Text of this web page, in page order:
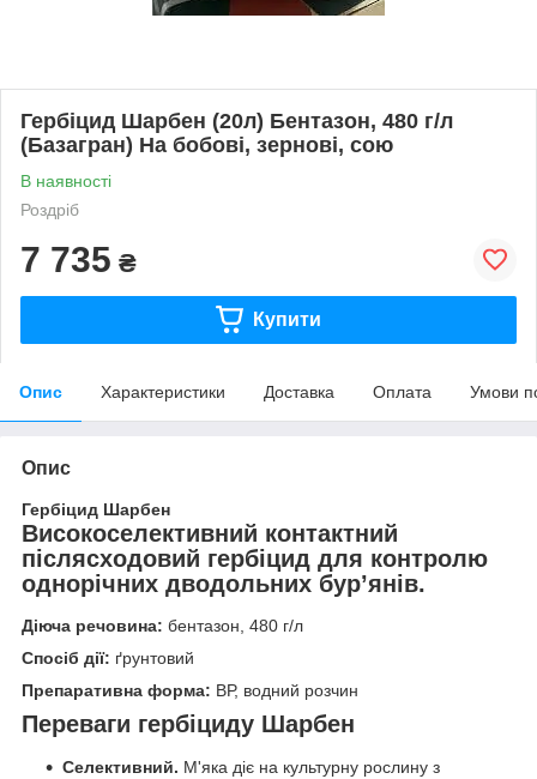
Гербіцид Шарбен (20л) Бентазон, 480 г/л
(Базагран) На бобові, зернові, сою
В наявності
Роздріб
7 735 ₴
Купити
Опис Характеристики Доставка Оплата Умови
Опис
Гербіцид Шарбен
Високоселективний контактний
післясходовий гербіцид для контролю
однорічних дводольних бур’янів.
Діюча речовина: бентазон, 480 г/л
Спосіб дії: ґрунтовий
Препаративна форма: ВР, водний розчин
Переваги гербіциду Шарбен
Селективний. М'яка діє на культурну рослину з